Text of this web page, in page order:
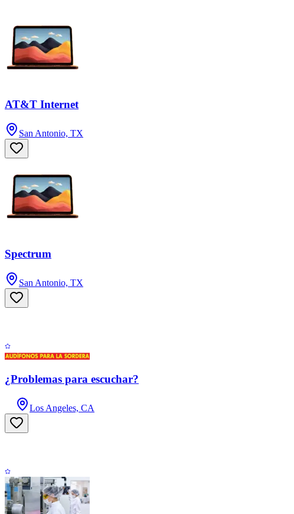
AT&T Internet
San Antonio, TX
Spectrum
San Antonio, TX
¿Problemas para escuchar?
Los Angeles, CA